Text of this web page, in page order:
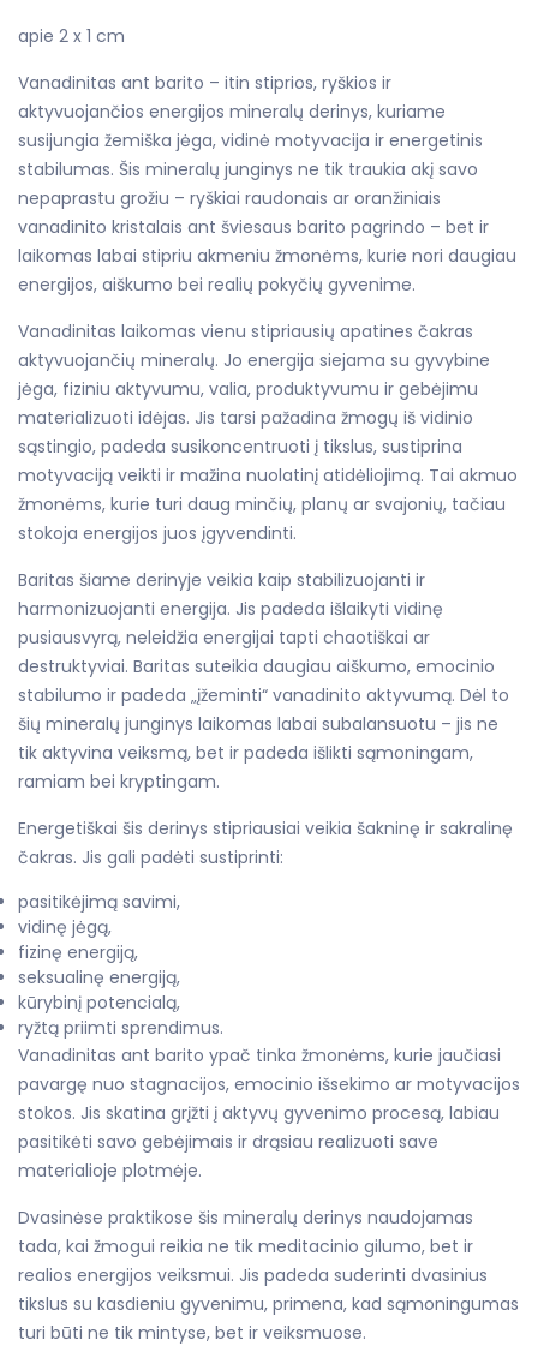
apie 2 x 1 cm
Vanadinitas ant barito – itin stiprios, ryškios ir
aktyvuojančios energijos mineralų derinys, kuriame
susijungia žemiška jėga, vidinė motyvacija ir energetinis
stabilumas. Šis mineralų junginys ne tik traukia akį savo
nepaprastu grožiu – ryškiai raudonais ar oranžiniais
vanadinito kristalais ant šviesaus barito pagrindo – bet ir
laikomas labai stipriu akmeniu žmonėms, kurie nori daugiau
energijos, aiškumo bei realių pokyčių gyvenime.
Vanadinitas laikomas vienu stipriausių apatines čakras
aktyvuojančių mineralų. Jo energija siejama su gyvybine
jėga, fiziniu aktyvumu, valia, produktyvumu ir gebėjimu
materializuoti idėjas. Jis tarsi pažadina žmogų iš vidinio
sąstingio, padeda susikoncentruoti į tikslus, sustiprina
motyvaciją veikti ir mažina nuolatinį atidėliojimą. Tai akmuo
žmonėms, kurie turi daug minčių, planų ar svajonių, tačiau
stokoja energijos juos įgyvendinti.
Baritas šiame derinyje veikia kaip stabilizuojanti ir
harmonizuojanti energija. Jis padeda išlaikyti vidinę
pusiausvyrą, neleidžia energijai tapti chaotiškai ar
destruktyviai. Baritas suteikia daugiau aiškumo, emocinio
stabilumo ir padeda „įžeminti“ vanadinito aktyvumą. Dėl to
šių mineralų junginys laikomas labai subalansuotu – jis ne
tik aktyvina veiksmą, bet ir padeda išlikti sąmoningam,
ramiam bei kryptingam.
Energetiškai šis derinys stipriausiai veikia šakninę ir sakralinę
čakras. Jis gali padėti sustiprinti:
pasitikėjimą savimi,
vidinę jėgą,
fizinę energiją,
seksualinę energiją,
kūrybinį potencialą,
ryžtą priimti sprendimus.
Vanadinitas ant barito ypač tinka žmonėms, kurie jaučiasi
pavargę nuo stagnacijos, emocinio išsekimo ar motyvacijos
stokos. Jis skatina grįžti į aktyvų gyvenimo procesą, labiau
pasitikėti savo gebėjimais ir drąsiau realizuoti save
materialioje plotmėje.
Dvasinėse praktikose šis mineralų derinys naudojamas
tada, kai žmogui reikia ne tik meditacinio gilumo, bet ir
realios energijos veiksmui. Jis padeda suderinti dvasinius
tikslus su kasdieniu gyvenimu, primena, kad sąmoningumas
turi būti ne tik mintyse, bet ir veiksmuose.